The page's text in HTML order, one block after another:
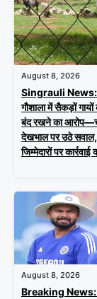
August 8, 2026
Singrauli News:
गौशाला में सैकड़ों
बंद रखने का
देखभाल पर उठे
जिम्मेदारों पर कार्रवाई
August 8, 2026
Breaking News: